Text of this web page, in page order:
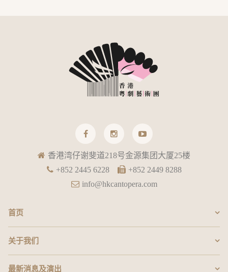
香港湾仔谢斐道218号金源集团大厦25楼
+852 2445 6228
+852 2449 8288
info@hkcantopera.com
首页
关于我们
最新消息及演出